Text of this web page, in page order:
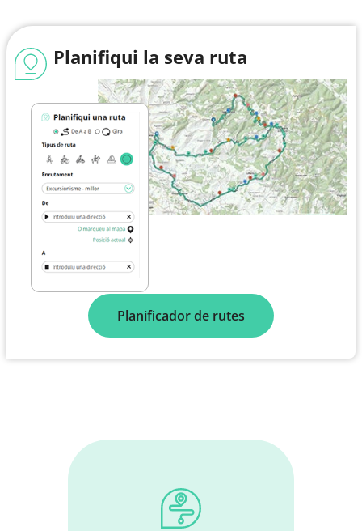
Planifiqui la seva ruta
Planificador de rutes